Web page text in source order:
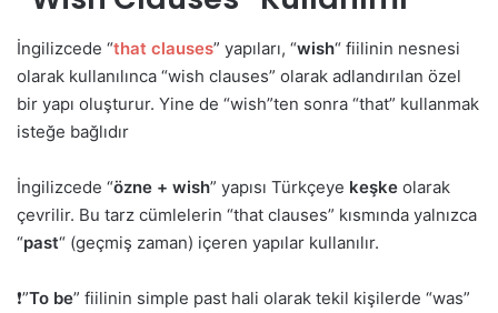
İngilizcede “that clauses” yapıları, “wish“ fiilinin nesnesi
olarak kullanılınca “wish clauses” olarak adlandırılan özel
bir yapı oluşturur. Yine de “wish”ten sonra “that” kullanmak
isteğe bağlıdır
İngilizcede “özne + wish” yapısı Türkçeye keşke olarak
çevrilir. Bu tarz cümlelerin “that clauses” kısmında yalnızca
“past“ (geçmiş zaman) içeren yapılar kullanılır.
❗”To be” fiilinin simple past hali olarak tekil kişilerde “was”